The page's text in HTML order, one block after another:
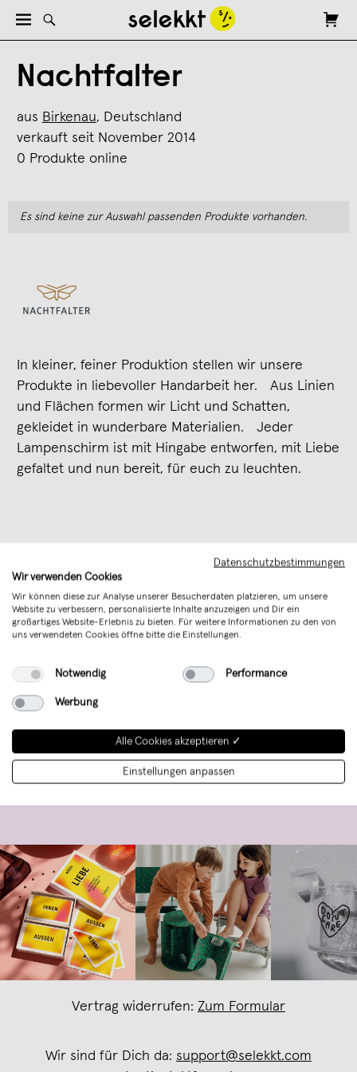
Nachtfalter
aus Birkenau, Deutschland
verkauft seit November 2014
0 Produkte online
Es sind keine zur Auswahl passenden Produkte vorhanden.
In kleiner, feiner Produktion stellen wir unsere
Produkte in liebevoller Handarbeit her. Aus Linien
und Flächen formen wir Licht und Schatten,
gekleidet in wunderbare Materialien. Jeder
Lampenschirm ist mit Hingabe entworfen, mit Liebe
gefaltet und nun bereit, für euch zu leuchten.
Aktionen und Updates
per E-Mail abonnieren
→
Ich möchte zukünftig über aktuelle Trends, Angebote &
Gutscheine per E-Mail informiert werden. Eine Abmeldung ist
Vertrag widerrufen: Zum Formular
Wir sind für Dich da: support@selekkt.com
Datenschutzbestimmungen
Wir verwenden Cookies
Wir können diese zur Analyse unserer Besucherdaten platzieren, um unsere
Website zu verbessern, personalisierte Inhalte anzuzeigen und Dir ein
großartiges Website-Erlebnis zu bieten. Für weitere Informationen zu den von
uns verwendeten Cookies öffne bitte die Einstellungen.
Notwendig Performance
Werbung
Alle Cookies akzeptieren ✓
Einstellungen anpassen